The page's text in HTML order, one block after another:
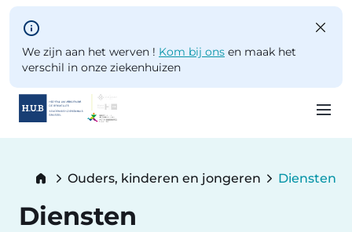
Skip to main content
We zijn aan het werven ! Kom bij ons en maak het
verschil in onze ziekenhuizen
content
Breadcrumb
Ouders, kinderen en jongeren Diensten
Diensten